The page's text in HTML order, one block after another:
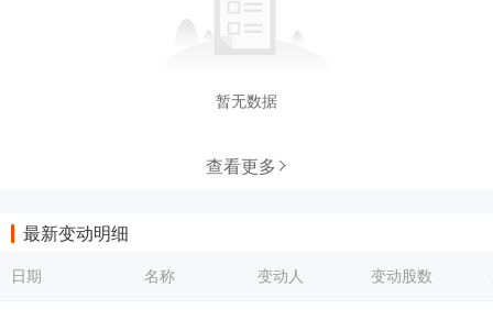
暂无数据
查看更多
最新变动明细
日期 名称 变动人 变动股数